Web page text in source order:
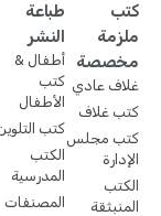
كتب
ملزمة
مخصصة
غلاف عادي
كتب غلاف
كتب مجلس
الإدارة
الكتب
المنبثقة
طباعة
النشر
أطفال &
كتب
الأطفال
كتب التلوين
الكتب
المدرسية
المصنفات